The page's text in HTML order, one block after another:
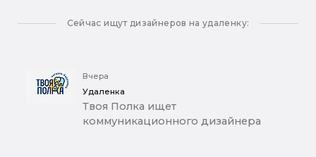
Сейчас ищут дизайнеров на удаленку:
Вчера
Удаленка
Твоя Полка ищет
коммуникационного дизайнера